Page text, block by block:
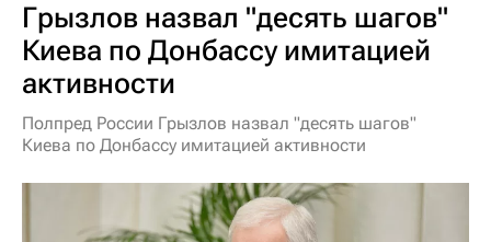
Грызлов назвал "десять шагов"
Киева по Донбассу имитацией
активности
Полпред России Грызлов назвал "десять шагов"
Киева по Донбассу имитацией активности